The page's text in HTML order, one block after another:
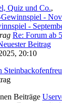
Quiz und Co.,
-
-
Re: Forum ab
Beitrag
20:10